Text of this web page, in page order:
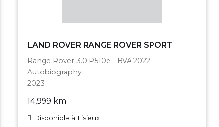
LAND ROVER RANGE ROVER SPORT
Range Rover 3.0 P510e - BVA 2022
Autobiography
2023
14,999 km
Disponible à Lisieux